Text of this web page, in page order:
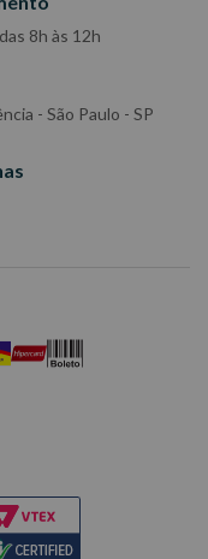
8h às 12h
- São Paulo - SP